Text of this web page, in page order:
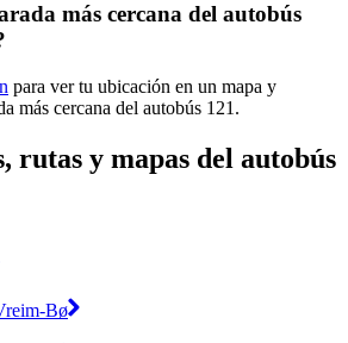
más cercana del autobús
para ver tu ubicación en un mapa y
más cercana del autobús 121.
rutas y mapas del autobús
Bø